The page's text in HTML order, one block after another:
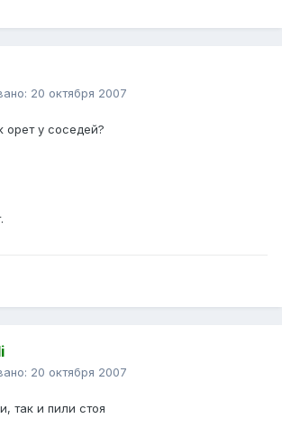
20 октября 2007
орет у соседей?
20 октября 2007
так и пили стоя